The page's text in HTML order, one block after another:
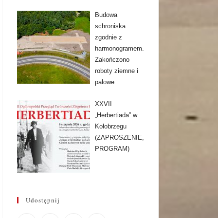
Budowa
schroniska
zgodnie z
harmonogramem.
Zakończono
roboty ziemne i
palowe
XXVII
„Herbertiada” w
Kołobrzegu
(ZAPROSZENIE,
PROGRAM)
Udostępnij